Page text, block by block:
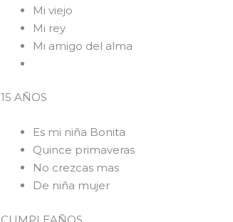
Mi viejo
Mi rey
Mi amigo del alma
15 AÑOS
Es mi niña Bonita
Quince primaveras
No crezcas mas
De niña mujer
CUMPLEAÑOS